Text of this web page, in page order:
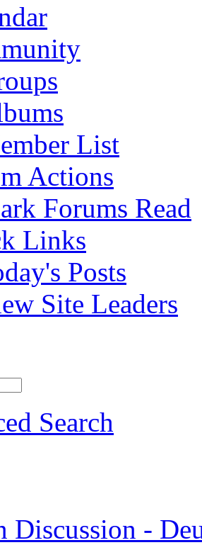
List
Actions
Forums Read
Links
Posts
Site Leaders
Search
Discussion -